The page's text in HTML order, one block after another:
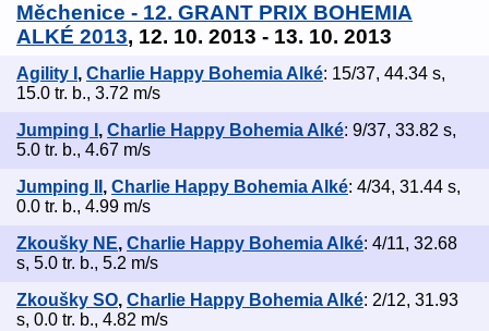
Měchenice - 12. GRANT PRIX BOHEMIA
ALKÉ 2013, 12. 10. 2013 - 13. 10. 2013
Agility I , Charlie Happy Bohemia Alké: 15/37, 44.34 s,
15.0 tr. b., 3.72 m/s
Jumping I , Charlie Happy Bohemia Alké: 9/37, 33.82 s,
5.0 tr. b., 4.67 m/s
Jumping II , Charlie Happy Bohemia Alké: 4/34, 31.44 s,
0.0 tr. b., 4.99 m/s
Zkoušky NE, Charlie Happy Bohemia Alké: 4/11, 32.68
s, 5.0 tr. b., 5.2 m/s
Zkoušky SO, Charlie Happy Bohemia Alké: 2/12, 31.93
s, 0.0 tr. b., 4.82 m/s